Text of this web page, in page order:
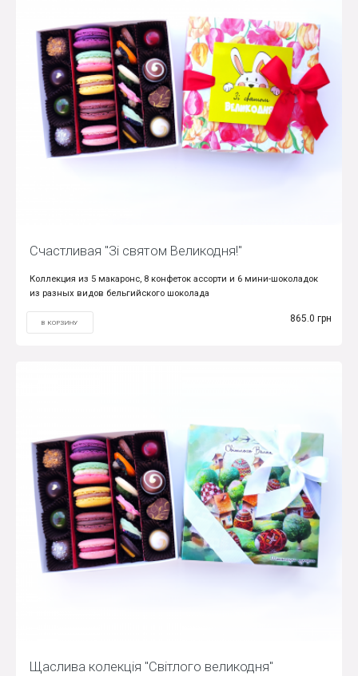
Счастливая "Зі святом Великодня!"
Коллекция из 5 макаронс, 8 конфеток ассорти и 6 мини-шоколадок
из разных видов бельгийского шоколада
В КОРЗИНУ 865.0 грн
Щаслива колекція "Світлого великодня"